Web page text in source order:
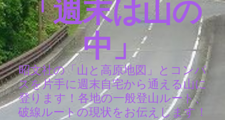
「週末は山の
中」
昭文社の「山と高原地図」とコンパ
スを片手に週末自宅から通える山に
登ります！各地の一般登山ルート、
破線ルートの現状をお伝えします！